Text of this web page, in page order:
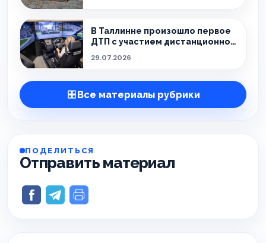
В Таллинне произошло первое
ДТП с участием дистанционно
29.07.2026
Все материалы рубрики
ПОДЕЛИТЬСЯ
Отправить материал